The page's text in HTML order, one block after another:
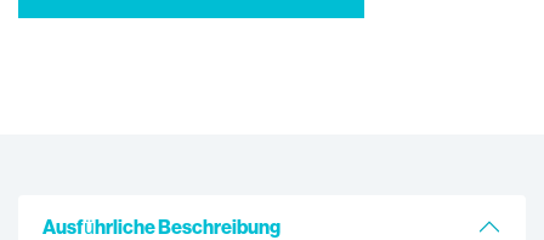
Ausführliche Beschreibung